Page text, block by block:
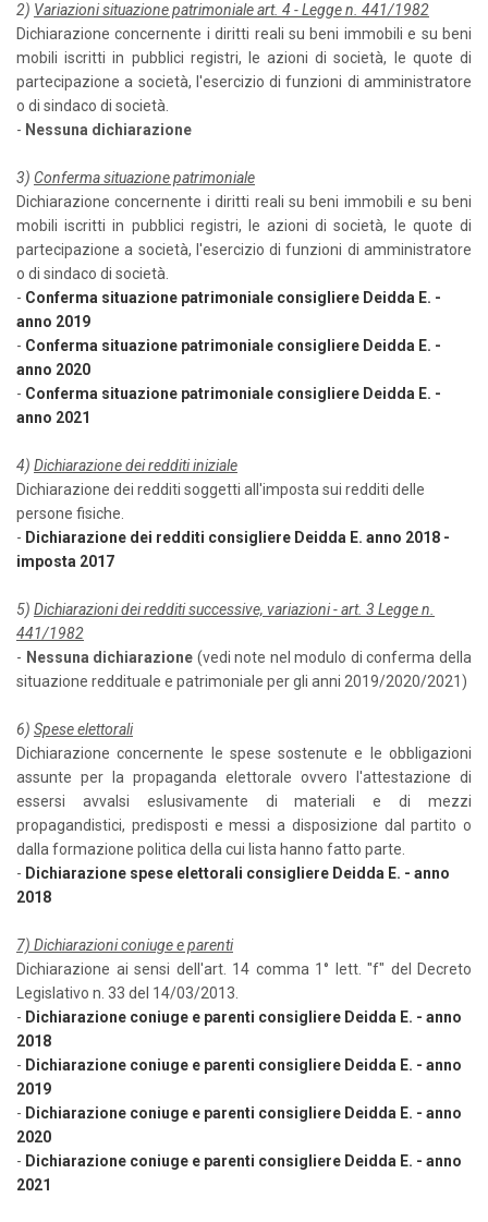
2) Variazioni situazione patrimoniale art. 4 - Legge n. 441/1982
Dichiarazione concernente i diritti reali su beni immobili e su beni
mobili iscritti in pubblici registri, le azioni di società, le quote di
partecipazione a società, l'esercizio di funzioni di amministratore
o di sindaco di società.
- Nessuna dichiarazione
3) Conferma situazione patrimoniale
Dichiarazione concernente i diritti reali su beni immobili e su beni
mobili iscritti in pubblici registri, le azioni di società, le quote di
partecipazione a società, l'esercizio di funzioni di amministratore
o di sindaco di società.
- Conferma situazione patrimoniale consigliere Deidda E. -
anno 2019
- Conferma situazione patrimoniale consigliere Deidda E. -
anno 2020
- Conferma situazione patrimoniale consigliere Deidda E. -
anno 2021
4) Dichiarazione dei redditi iniziale
Dichiarazione dei redditi soggetti all'imposta sui redditi delle
persone fisiche.
- Dichiarazione dei redditi consigliere Deidda E. anno 2018 -
imposta 2017
5) Dichiarazioni dei redditi successive, variazioni - art. 3 Legge n.
441/1982
- Nessuna dichiarazione (vedi note nel modulo di conferma della
situazione reddituale e patrimoniale per gli anni 2019/2020/2021)
6) Spese elettorali
Dichiarazione concernente le spese sostenute e le obbligazioni
assunte per la propaganda elettorale ovvero l'attestazione di
essersi avvalsi eslusivamente di materiali e di mezzi
propagandistici, predisposti e messi a disposizione dal partito o
dalla formazione politica della cui lista hanno fatto parte.
- Dichiarazione spese elettorali consigliere Deidda E. - anno
2018
7) Dichiarazioni coniuge e parenti
Dichiarazione ai sensi dell'art. 14 comma 1° lett. "f" del Decreto
Legislativo n. 33 del 14/03/2013.
- Dichiarazione coniuge e parenti consigliere Deidda E. - anno
2018
- Dichiarazione coniuge e parenti consigliere Deidda E. - anno
2019
- Dichiarazione coniuge e parenti consigliere Deidda E. - anno
2020
- Dichiarazione coniuge e parenti consigliere Deidda E. - anno
2021